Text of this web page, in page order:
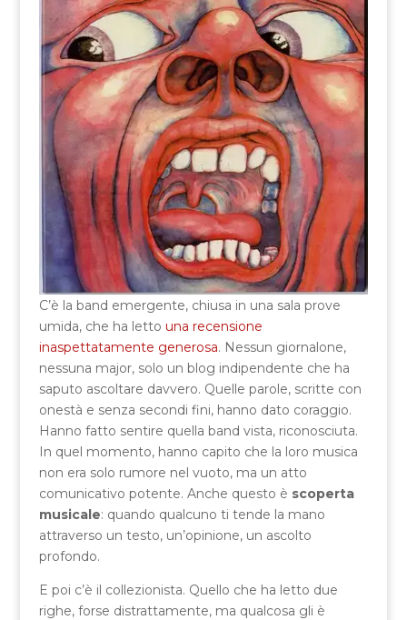
C’è la band emergente, chiusa in una sala prove
umida, che ha letto una recensione
inaspettatamente generosa. Nessun giornalone,
nessuna major, solo un blog indipendente che ha
saputo ascoltare davvero. Quelle parole, scritte con
onestà e senza secondi fini, hanno dato coraggio.
Hanno fatto sentire quella band vista, riconosciuta.
In quel momento, hanno capito che la loro musica
non era solo rumore nel vuoto, ma un atto
comunicativo potente. Anche questo è scoperta
musicale: quando qualcuno ti tende la mano
attraverso un testo, un’opinione, un ascolto
profondo.
E poi c’è il collezionista. Quello che ha letto due
righe, forse distrattamente, ma qualcosa gli è